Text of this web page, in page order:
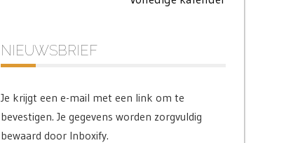
NIEUWSBRIEF
Je krijgt een e-mail met een link om te
bevestigen. Je gegevens worden zorgvuldig
bewaard door Inboxify.